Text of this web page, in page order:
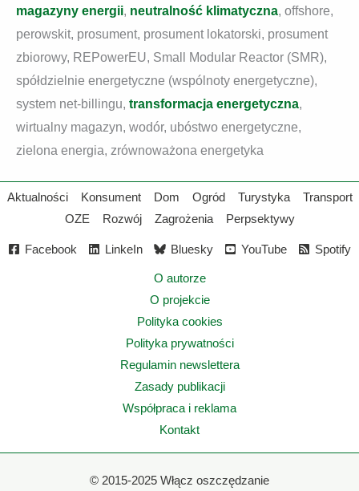
magazyny energii, neutralność klimatyczna, offshore,
perowskit, prosument, prosument lokatorski, prosument
zbiorowy, REPowerEU, Small Modular Reactor (SMR),
spółdzielnie energetyczne (wspólnoty energetyczne),
system net-billingu, transformacja energetyczna,
wirtualny magazyn, wodór, ubóstwo energetyczne,
zielona energia, zrównoważona energetyka
Aktualności Konsument Dom Ogród Turystyka
Transport
OZE
Rozwój Zagrożenia Perpsektywy
Facebook LinkeIn Bluesky YouTube Spotify
O autorze
O projekcie
Polityka cookies
Polityka prywatności
Regulamin newslettera
Zasady publikacji
Współpraca i reklama
Kontakt
© 2015-2025 Włącz oszczędzanie